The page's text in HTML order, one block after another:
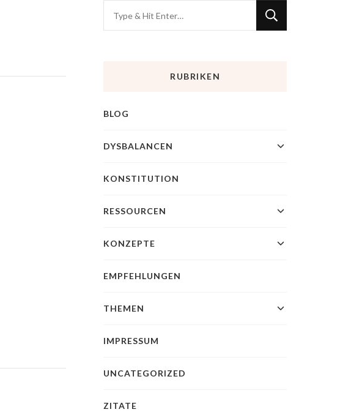
RUBRIKEN
BLOG
DYSBALANCEN
KONSTITUTION
RESSOURCEN
KONZEPTE
EMPFEHLUNGEN
THEMEN
IMPRESSUM
UNCATEGORIZED
ZITATE